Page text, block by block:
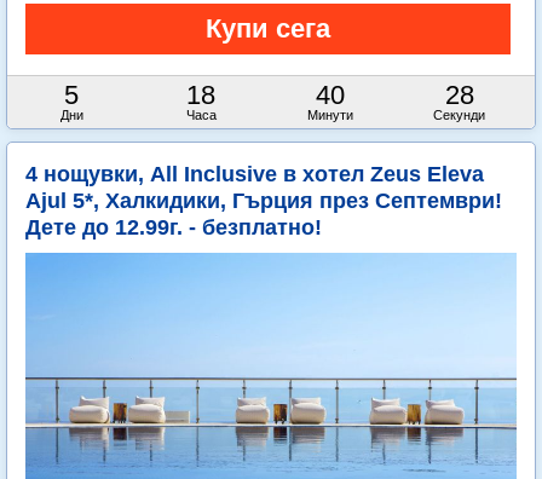
5
Дни
18
Часа
40
Минути
26
Секунди
4 нощувки, All Inclusive в хотел Zeus Eleva
Ajul 5*, Халкидики, Гърция през Септември!
Дете до 12.99г. - безплатно!